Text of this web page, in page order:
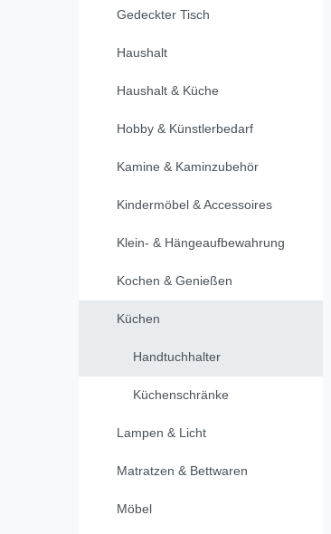
Gedeckter Tisch
Haushalt
Haushalt & Küche
Hobby & Künstlerbedarf
Kamine & Kaminzubehör
Kindermöbel & Accessoires
Klein- & Hängeaufbewahrung
Kochen & Genießen
Küchen
Handtuchhalter
Küchenschränke
Lampen & Licht
Matratzen & Bettwaren
Möbel